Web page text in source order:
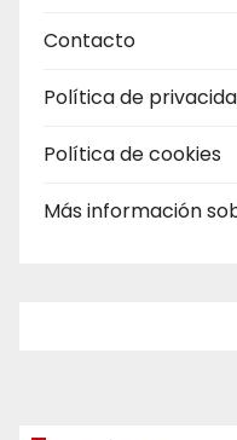
Contacto
Política de
Política de cookies
Más información